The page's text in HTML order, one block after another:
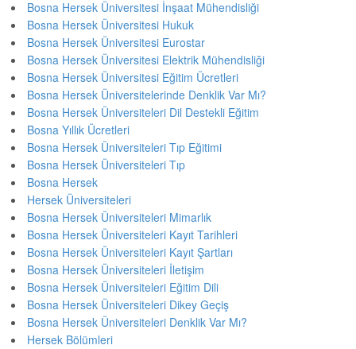
Bosna Hersek Üniversitesi İnşaat Mühendisliği
Bosna Hersek Üniversitesi Hukuk
Bosna Hersek Üniversitesi Eurostar
Bosna Hersek Üniversitesi Elektrik Mühendisliği
Bosna Hersek Üniversitesi Eğitim Ücretleri
Bosna Hersek Üniversitelerinde Denklik Var Mı?
Bosna Hersek Üniversiteleri Dil Destekli Eğitim
Bosna Yıllık Ücretleri
Bosna Hersek Üniversiteleri Tıp Eğitimi
Bosna Hersek Üniversiteleri Tıp
Bosna Hersek
Hersek Üniversiteleri
Bosna Hersek Üniversiteleri Mimarlık
Bosna Hersek Üniversiteleri Kayıt Tarihleri
Bosna Hersek Üniversiteleri Kayıt Şartları
Bosna Hersek Üniversiteleri İletişim
Bosna Hersek Üniversiteleri Eğitim Dili
Bosna Hersek Üniversiteleri Dikey Geçiş
Bosna Hersek Üniversiteleri Denklik Var Mı?
Hersek Bölümleri